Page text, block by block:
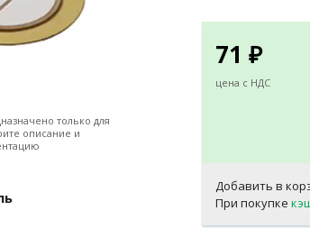
71 ₽
цена с НДС
Добавить в
При покупке
только для
описание и